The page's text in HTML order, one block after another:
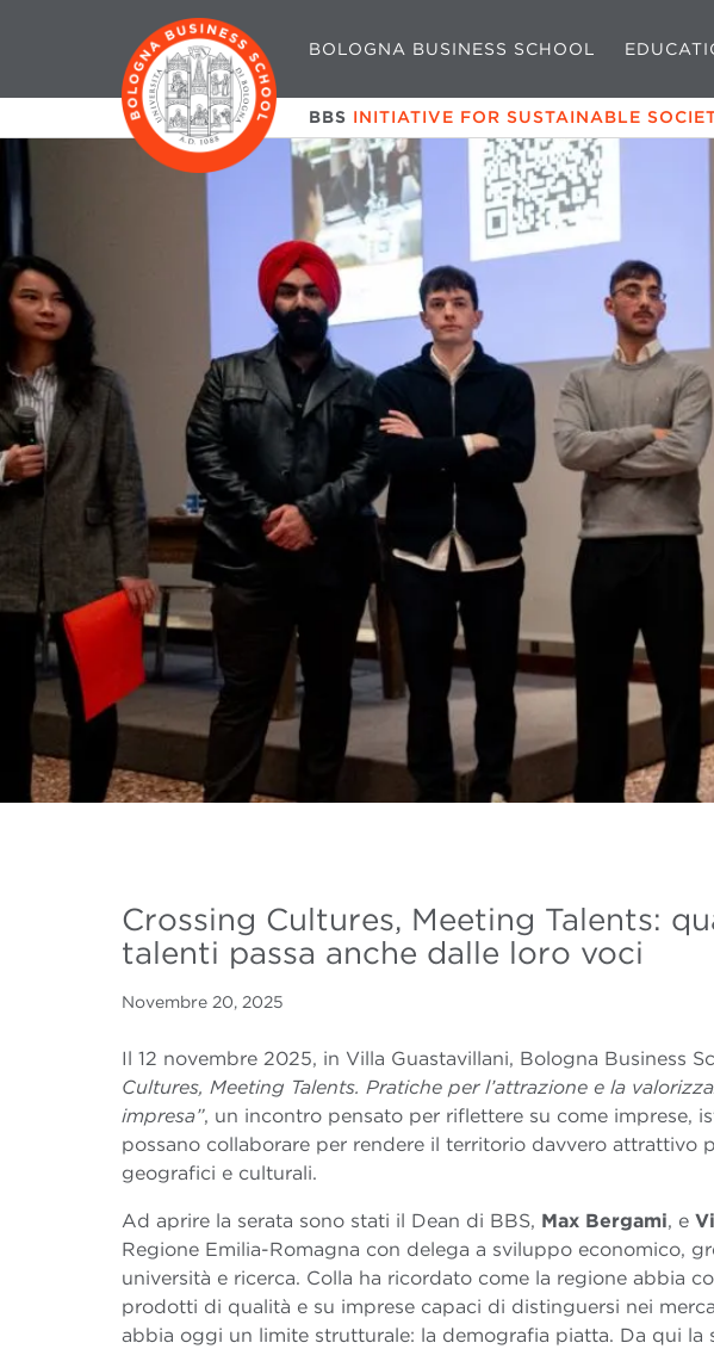
BOLOGNA BUSINESS SCHOOL
BBS INITIATIVE FOR SUSTAINABLE
Crossing Cultures, Meeting Talents:
talenti passa anche dalle loro voci
Novembre 20, 2025
Il 12 novembre 2025, in Villa Guastavillani, Bologna Business
Cultures, Meeting Talents. Pratiche per l’attrazione e la
impresa”, un incontro pensato per riflettere su come imprese,
possano collaborare per rendere il territorio davvero attrattivo
geografici e culturali.
Ad aprire la serata sono stati il Dean di BBS, Max Bergami, e
Regione Emilia-Romagna con delega a sviluppo economico,
università e ricerca. Colla ha ricordato come la regione abbia
prodotti di qualità e su imprese capaci di distinguersi nei
abbia oggi un limite strutturale: la demografia piatta. Da qui la